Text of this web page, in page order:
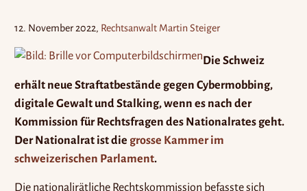
12. November 2022 Rechtsanwalt Martin Steiger
Die Schweiz
erhält neue Straftatbestände gegen Cybermobbing,
digitale Gewalt und Stalking, wenn es nach der
Kommission für Rechtsfragen des Nationalrates geht.
Der Nationalrat ist die grosse Kammer im
schweizerischen Parlament.
Die nationalirätliche Rechtskommission befasste sich